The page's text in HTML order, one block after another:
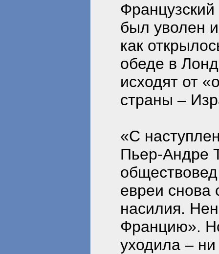
был уволен
как
обеде в
исходят от
страны –
«С
Пьер-Андре
евреи
насилия.
Францию».
уходила –